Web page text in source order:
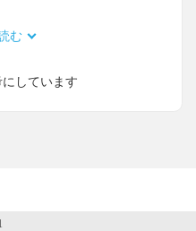
FAX 025-283-4345
enquete.html
む
しています